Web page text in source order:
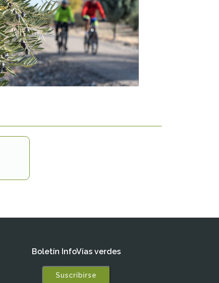
Boletín InfoVías verdes
Suscribirse